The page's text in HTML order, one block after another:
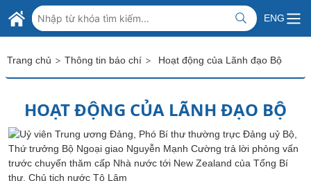
Skip to Main Content
BỘ NGOẠI GIAO VIỆT NAM
MINISTRY OF FOREIGN AFFAIRS
ENG
Trang chủ > Thông tin báo chí > Hoạt động của Lãnh đạo Bộ
HOẠT ĐỘNG CỦA LÃNH ĐẠO BỘ